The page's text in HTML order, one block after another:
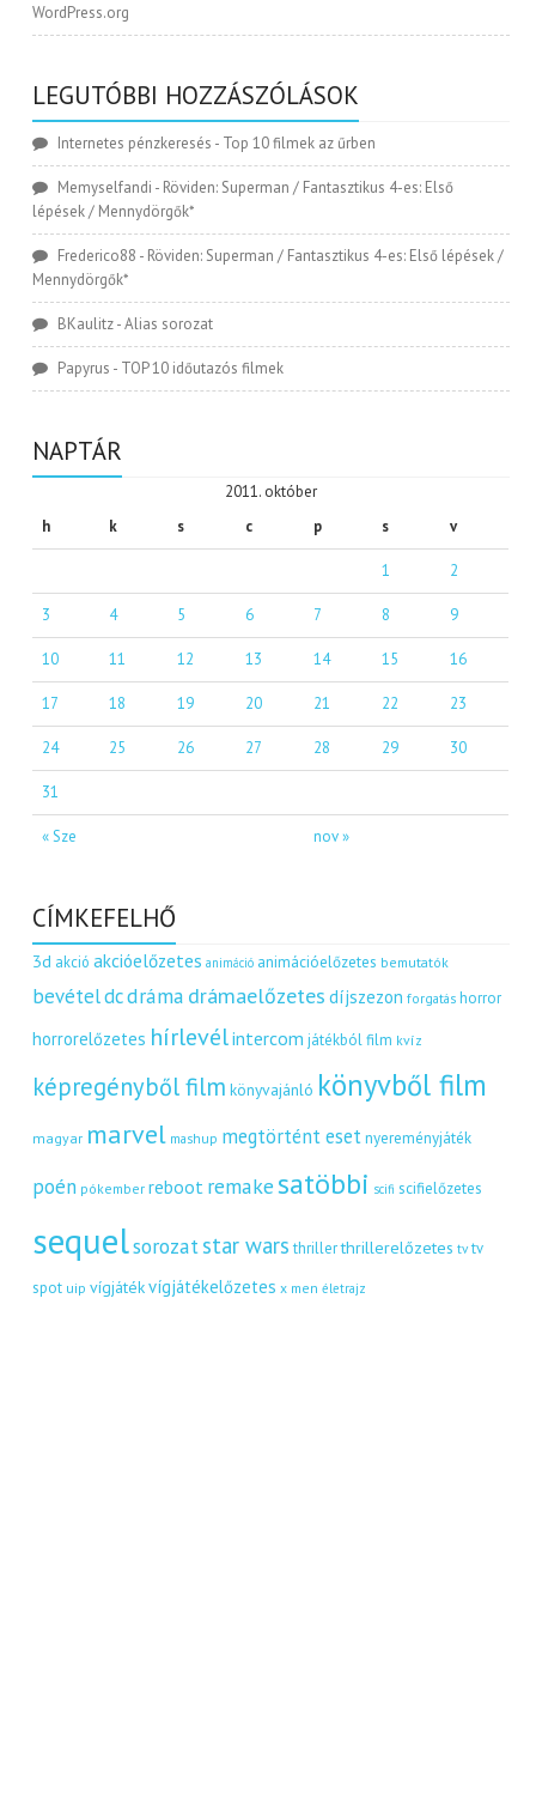
WordPress.org
LEGUTÓBBI HOZZÁSZÓLÁSOK
Internetes pénzkeresés - Top 10 filmek az űrben
Memyselfandi - Röviden: Superman / Fantasztikus 4-es: Első
lépések / Mennydörgők*
Frederico88 - Röviden: Superman / Fantasztikus 4-es: Első lépések /
Mennydörgők*
BKaulitz-Alias sorozat
Papyrus - TOP 10 időutazós filmek
NAPTÁR
2011. október
h
k s c p s v
« Sze nov »
1 2
3 4 5 6 7 8 9
10 11 12 13 14 15 16
17 18 19 20 21 22 23
24 25 26 27 28 29 30
31
CÍMKEFELHŐ
3d akció akcióelőzetes animáció animációelőzetes bemutatók
bevételdcdráma drámaelőzetes díjszezon forgatás horror
horrorelőzetes hírlevélintercom játékból film kvíz
képregényből film könyvajánló könyvből film
magyar marvel mashup megtörtént eset nyereményjáték
poén pókember reboot remakesatöbbi scifi scifielőzetes
sequelsorozatstar wars thriller thrillerelőzetes tv tv
spot uip vígjátékvígjátékelőzetes x men életrajz